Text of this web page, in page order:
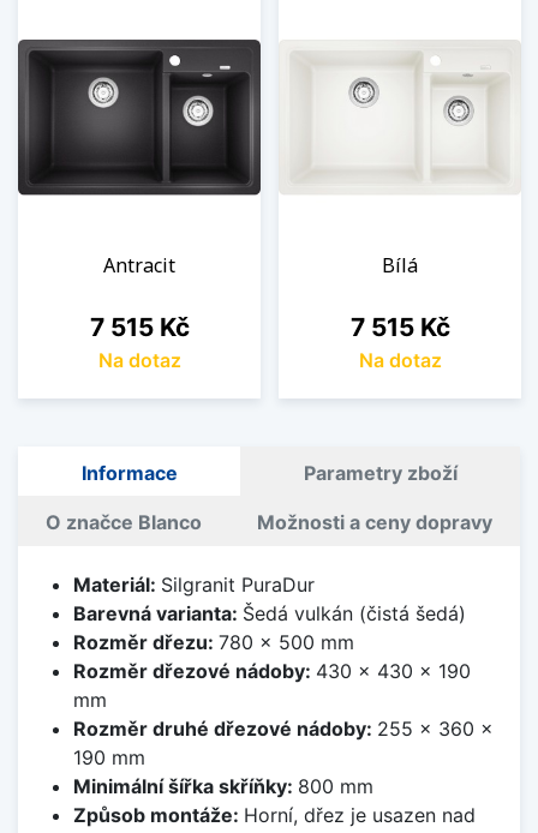
Antracit
Cena
7 515 Kč
Na dotaz
Bílá
Cena
7 515 Kč
Na dotaz
Informace Parametry zboží
O značce Blanco Možnosti a ceny dopravy
Materiál: Silgranit PuraDur
Barevná varianta: Šedá vulkán (čistá šedá)
Rozměr dřezu: 780 x 500 mm
Rozměr dřezové nádoby: 430 x 430 x 190
mm
Rozměr druhé dřezové nádoby: 255 x 360 x
190 mm
Minimální šířka skříňky: 800 mm
Způsob montáže: Horní, dřez je usazen nad